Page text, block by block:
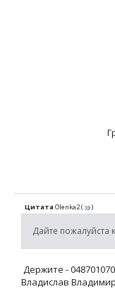
ЦитатаOlenka2( )
Дайте пожалуйста
Держите -
Владислав